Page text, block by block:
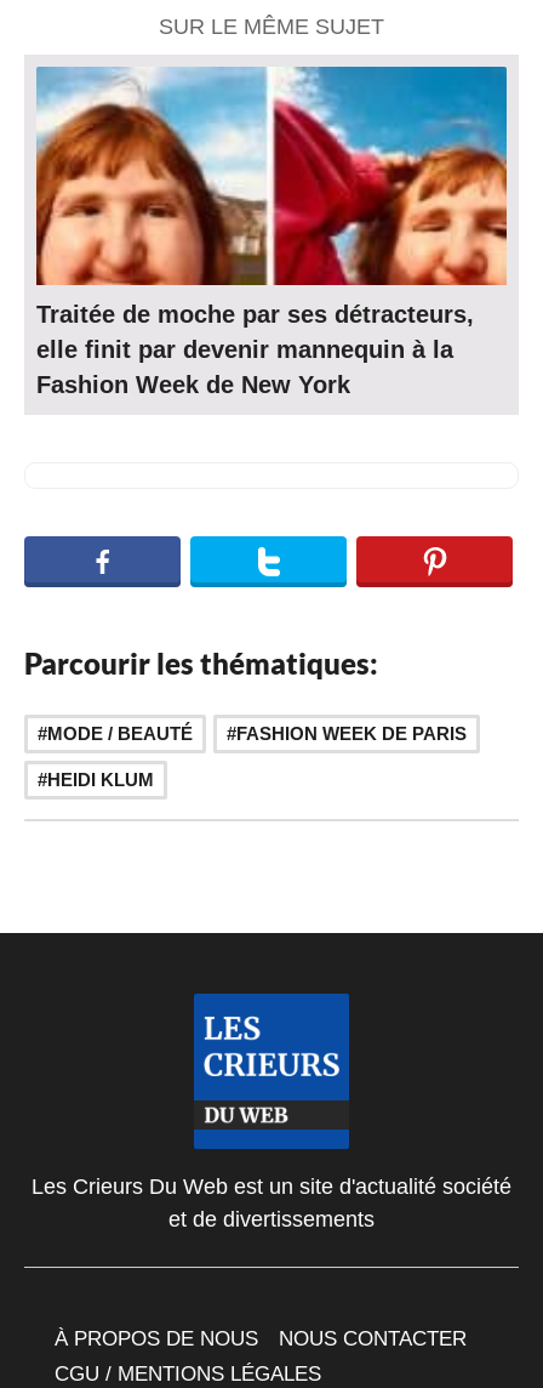
SUR LE MÊME SUJET
Traitée de moche par ses détracteurs,
elle finit par devenir mannequin à la
Fashion Week de New York
Parcourir les thématiques:
MODE / BEAUTÉ FASHION WEEK DE PARIS
HEIDI KLUM
Les Crieurs Du Web est un site d'actualité société
et de divertissements
À PROPOS DE NOUS
NOUS CONTACTER
CGU / MENTIONS LÉGALES